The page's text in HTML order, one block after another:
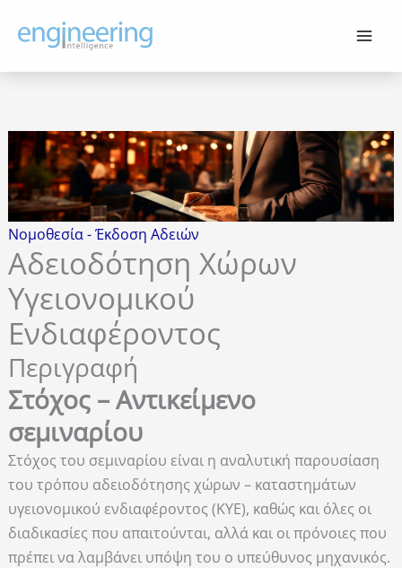
στο
Νομοθεσία - Έκδοση Αδειών
Αδειοδότηση Χώρων
Υγειονομικού
Ενδιαφέροντος
Περιγραφή
Στόχος – Αντικείμενο
σεμιναρίου
Στόχος του σεμιναρίου είναι η αναλυτική παρουσίαση
του τρόπου αδειοδότησης χώρων – καταστημάτων
υγειονομικού ενδιαφέροντος (ΚΥΕ), καθώς και όλες οι
διαδικασίες που απαιτούνται, αλλά και οι πρόνοιες που
πρέπει να λαμβάνει υπόψη του ο υπεύθυνος μηχανικός.